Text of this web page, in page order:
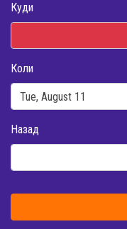
Куди
Коли
Назад